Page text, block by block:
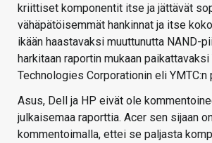
kriittiset komponentit itse ja jättävät
vähäpätöisemmät hankinnat ja itse
ikään haastavaksi muuttunutta NAND-
harkitaan raportin mukaan
Technologies Corporationin eli YMTC:n
Asus, Dell ja HP eivät ole
julkaisemaa raporttia. Acer sen sijaan
kommentoimalla, ettei se paljasta